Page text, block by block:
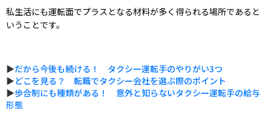
私生活にも運転面でプラスとなる材料が多く得られる場所であると
いうことです。
▶だから今後も続ける！ タクシー運転手のやりがい3つ
▶どこを見る？ 転職でタクシー会社を選ぶ際のポイント
▶歩合制にも種類がある！ 意外と知らないタクシー運転手の給与
形態